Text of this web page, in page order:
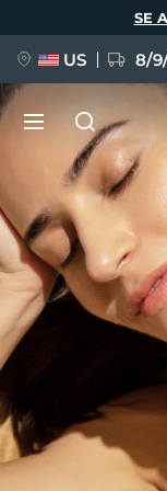
SE
US 8/
NYHET
FAQ™ Pure
BREAKING
issa™ Teeth
Språk
English
Français
Türkçe